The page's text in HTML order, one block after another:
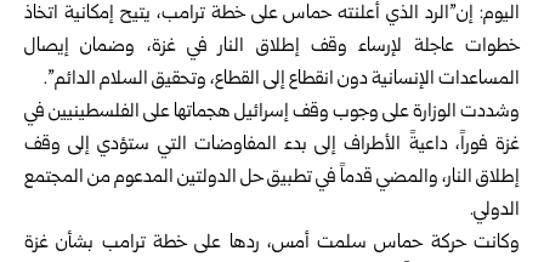
اليوم: إن”الرد الذي أعلنته حماس على خطة ترامب، يتيح إمكانية اتخاذ
خطوات عاجلة لإرساء وقف إطلاق النار في غزة، وضمان إيصال
المساعدات الإنسانية دون انقطاع إلى القطاع، وتحقيق السلام الدائم”.
وشددت الوزارة على وجوب وقف إسرائيل هجماتها على الفلسطينيين في
غزة فوراً، داعيةً الأطراف إلى بدء المفاوضات التي ستؤدي إلى وقف
إطلاق النار، والمضي قدماً في تطبيق حل الدولتين المدعوم من المجتمع
الدولي.
وكانت حركة حماس سلمت أمس، ردها على خطة ترامب بشأن غزة